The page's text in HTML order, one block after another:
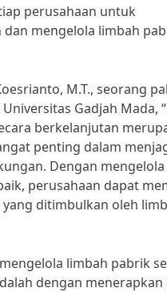
perusahaan untuk
mengelola limbah
M.T., seorang
Gadjah Mada,
berkelanjutan
penting dalam
Dengan
perusahaan dapat
ditimbulkan oleh
limbah pabrik
dengan